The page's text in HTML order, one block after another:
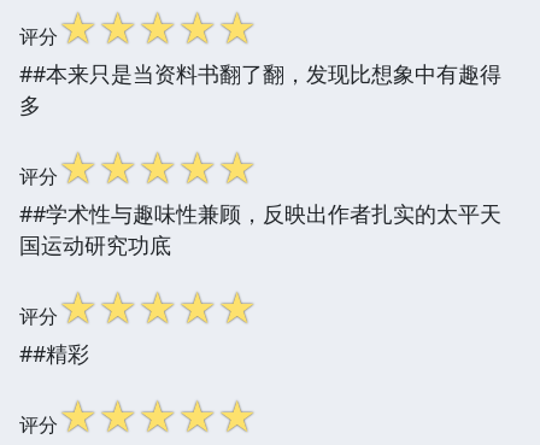
评分☆☆☆☆☆
##本来只是当资料书翻了翻，发现比想象中有趣得
多
评分☆☆☆☆☆
##学术性与趣味性兼顾，反映出作者扎实的太平天
国运动研究功底
评分☆☆☆☆☆
##精彩
评分☆☆☆☆☆